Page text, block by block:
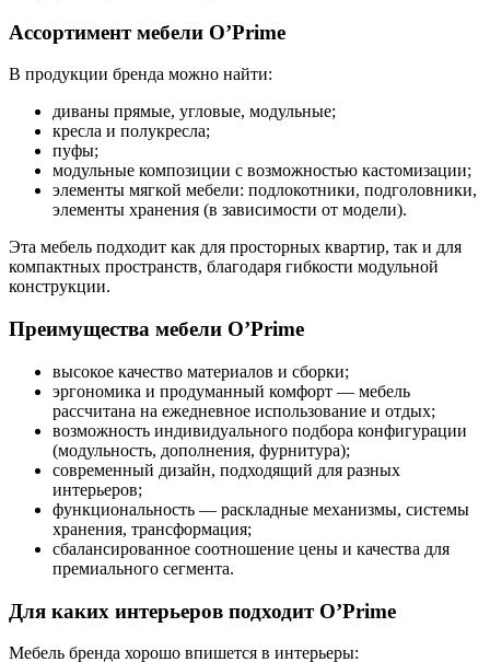
Ассортимент мебели O’Prime
В продукции бренда можно найти:
диваны прямые, угловые, модульные;
кресла и полукресла;
пуфы;
модульные композиции с возможностью кастомизации;
элементы мягкой мебели: подлокотники, подголовники,
элементы хранения (в зависимости от модели).
Эта мебель подходит как для просторных квартир, так и для
компактных пространств, благодаря гибкости модульной
конструкции.
Преимущества мебели O’Prime
высокое качество материалов и сборки;
эргономика и продуманный комфорт — мебель
рассчитана на ежедневное использование и отдых;
возможность индивидуального подбора конфигурации
(модульность, дополнения, фурнитура);
современный дизайн, подходящий для разных
интерьеров;
функциональность — раскладные механизмы, системы
хранения, трансформация;
сбалансированное соотношение цены и качества для
премиального сегмента.
Для каких интерьеров подходит O’Prime
Мебель бренда хорошо впишется в интерьеры: